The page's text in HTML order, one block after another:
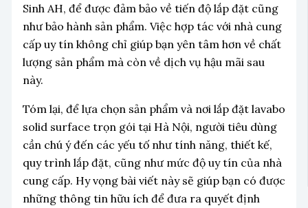
Sinh AH, để được đảm bảo về tiến độ lắp đặt cũng
như bảo hành sản phẩm. Việc hợp tác với nhà cung
cấp uy tín không chỉ giúp bạn yên tâm hơn về chất
lượng sản phẩm mà còn về dịch vụ hậu mãi sau
này.
Tóm lại, để lựa chọn sản phẩm và nơi lắp đặt lavabo
solid surface trọn gói tại Hà Nội, người tiêu dùng
cần chú ý đến các yếu tố như tính năng, thiết kế,
quy trình lắp đặt, cũng như mức độ uy tín của nhà
cung cấp. Hy vọng bài viết này sẽ giúp bạn có được
những thông tin hữu ích để đưa ra quyết định